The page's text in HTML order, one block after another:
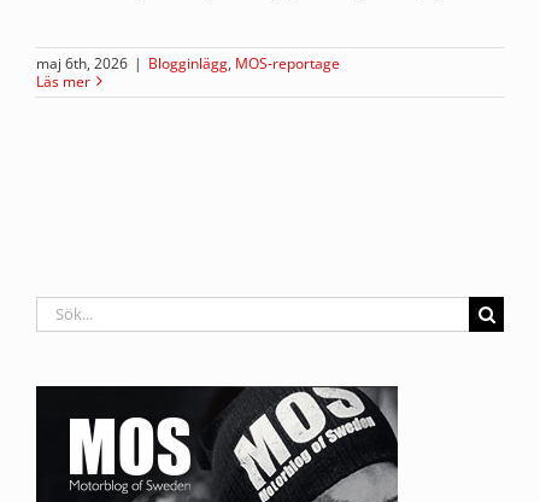
maj 6th, 2026 | Blogginlägg, MOS-reportage
Läs mer
Sök
efter: